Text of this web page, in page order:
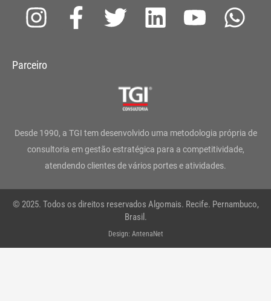
I
s
g
r
a
m
F
a
o
o
k
-
T
t
e
r
L
d
i
n
Y
b
e
W
a
p
Parceiro
Desde 1990, a TGI tem desenvolvido uma metodologia própria de
consultoria em gestão estratégica para a competitividade,
atendendo clientes de vários portes e atividades.
© 2025. Todos os direitos reservados Algomais. Recife. Pernambuco,
Brasil.
Design: AntenaNet